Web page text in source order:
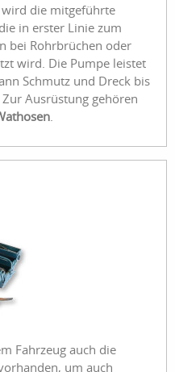
die mitgeführte
in erster Linie zum
bei Rohrbrüchen oder
wird. Die Pumpe leistet
Schmutz und Dreck bis
Ausrüstung gehören
Fahrzeug auch die
um auch